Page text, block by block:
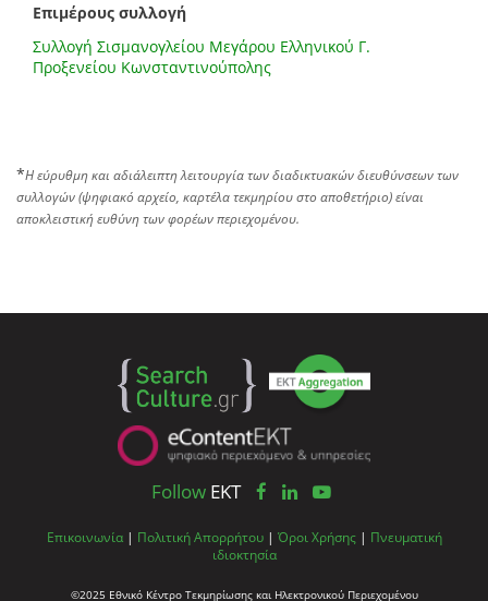
Επιμέρους συλλογή
Συλλογή Σισμανογλείου Μεγάρου Ελληνικού Γ.
Προξενείου Κωνσταντινούπολης
*Η εύρυθμη και αδιάλειπτη λειτουργία των διαδικτυακών διευθύνσεων των
συλλογών (ψηφιακό αρχείο, καρτέλα τεκμηρίου στο αποθετήριο) είναι
αποκλειστική ευθύνη των φορέων περιεχομένου.
Follow EKT
Επικοινωνία | Πολιτική Απορρήτου | Όροι Χρήσης | Πνευματική
ιδιοκτησία
©2025 Εθνικό Κέντρο Τεκμηρίωσης και Ηλεκτρονικού Περιεχομένου